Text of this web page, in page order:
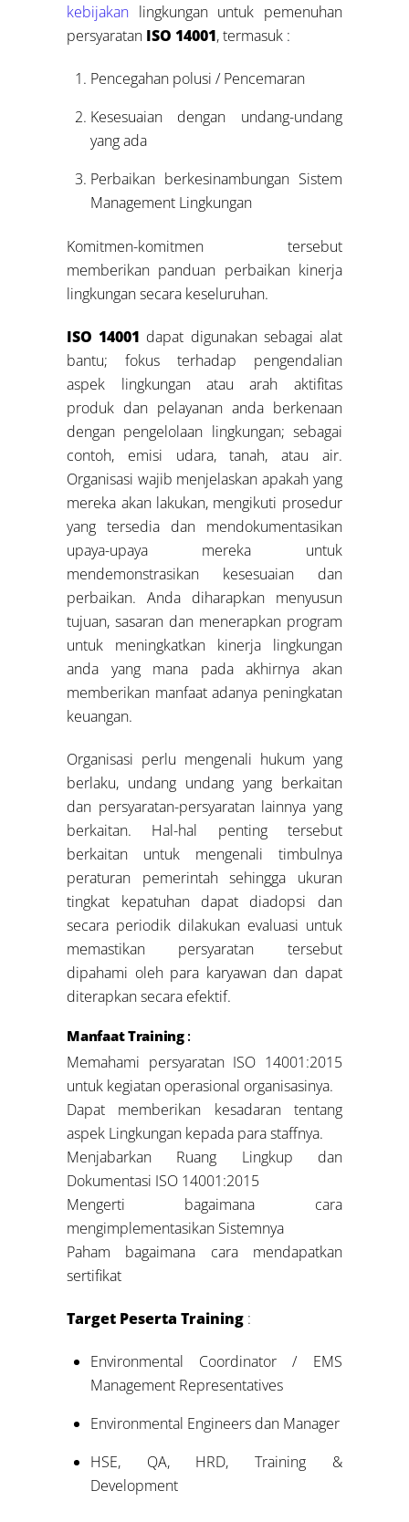
kebijakan lingkungan untuk pemenuhan
persyaratan ISO 14001, termasuk :
Pencegahan polusi / Pencemaran
Kesesuaian dengan undang-undang
yang ada
Perbaikan berkesinambungan Sistem
Management Lingkungan
Komitmen-komitmen tersebut
memberikan panduan perbaikan kinerja
lingkungan secara keseluruhan.
ISO 14001 dapat digunakan sebagai alat
bantu; fokus terhadap pengendalian
aspek lingkungan atau arah aktifitas
produk dan pelayanan anda berkenaan
dengan pengelolaan lingkungan; sebagai
contoh, emisi udara, tanah, atau air.
Organisasi wajib menjelaskan apakah yang
mereka akan lakukan, mengikuti prosedur
yang tersedia dan mendokumentasikan
upaya-upaya mereka untuk
mendemonstrasikan kesesuaian dan
perbaikan. Anda diharapkan menyusun
tujuan, sasaran dan menerapkan program
untuk meningkatkan kinerja lingkungan
anda yang mana pada akhirnya akan
memberikan manfaat adanya peningkatan
keuangan.
Organisasi perlu mengenali hukum yang
berlaku, undang undang yang berkaitan
dan persyaratan-persyaratan lainnya yang
berkaitan. Hal-hal penting tersebut
berkaitan untuk mengenali timbulnya
peraturan pemerintah sehingga ukuran
tingkat kepatuhan dapat diadopsi dan
secara periodik dilakukan evaluasi untuk
memastikan persyaratan tersebut
dipahami oleh para karyawan dan dapat
diterapkan secara efektif.
Manfaat Training:
Memahami persyaratan ISO 14001:2015
untuk kegiatan operasional organisasinya.
Dapat memberikan kesadaran tentang
aspek Lingkungan kepada para staffnya.
Menjabarkan Ruang Lingkup dan
Dokumentasi ISO 14001:2015
Mengerti bagaimana cara
mengimplementasikan Sistemnya
Paham bagaimana cara mendapatkan
sertifikat
Target Peserta Training :
Environmental Coordinator / EMS
Management Representatives
Environmental Engineers dan Manager
HSE, QA, HRD, Training &
Development